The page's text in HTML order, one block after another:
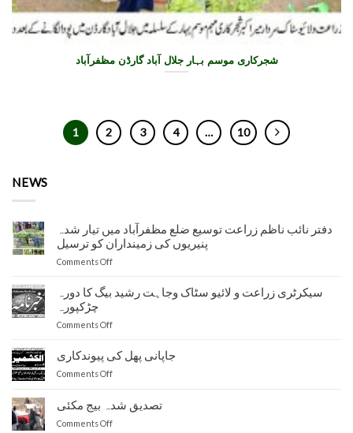
شجرکاری موسم بہار جلال آباد گارڈن مظفرآباد
1 2 3 4 … 10
NEWS
دفتر نائب ناظم زراعت توسیع ضلع مظفرآباد میں تیار شدہ
پنیریوں کی زمینداران کو ترسیل
Comments Offon
ناظم
توسیع
مظفرآباد
پنیریوں
کی
سیکرٹری زراعت و لائیو سٹاک وجاہت رشید بیگ کا دورہ
چڑکپورہ
Comments Offon
زراعت
و
وجاہت
جاپانی پھل کی پیوندکاری
Comments Offon
کی
پیوندکاری
تصدیق شدہ بیج مکئی
Comments Offon